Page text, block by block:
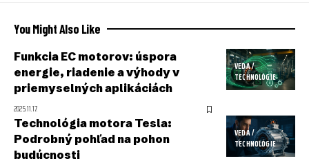
You Might Also Like
VEDA /
TECHNOLÓGIE
Funkcia EC motorov: úspora
energie, riadenie a výhody v
priemyselných aplikáciách
2025.11.17.
VEDA /
TECHNOLÓGIE
Technológia motora Tesla:
Podrobný pohľad na pohon
budúcnosti